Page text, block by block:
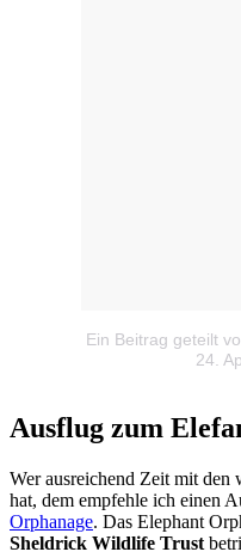
Ein Beitrag geteilt
24.
Ausflug zum
Wer ausreichend Zeit mit den
hat, dem empfehle ich einen
Orphanage. Das Elephant
Sheldrick Wildlife Trust